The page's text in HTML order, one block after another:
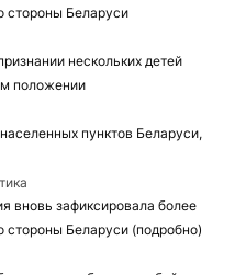
стороны Беларуси
нескольких детей
положении
пунктов Беларуси,
вновь зафиксировала более
Беларуси (подробно)